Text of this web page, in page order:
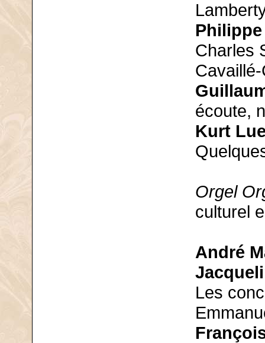
Charles
écoute,
Kurt
Orgel
culturel
André
Les